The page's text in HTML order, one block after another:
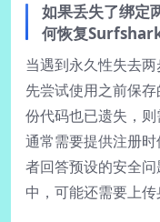
如果丢失了绑定
何恢复
当遇到永久性失去
先尝试使用之前保
份代码也已遗失，
通常需要提供注册
者回答预设的安全
中，可能还需要上传